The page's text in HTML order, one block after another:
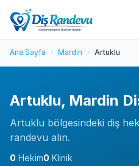
Ana Sayfa Mardin Artuklu
Artuklu, Mardin
Artuklu bölgesindeki diş
randevu alın.
0 Hekim0 Klinik